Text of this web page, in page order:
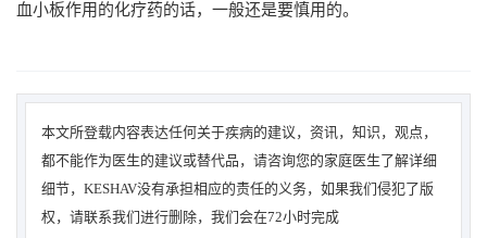
血小板作用的化疗药的话，一般还是要慎用的。
本文所登载内容表达任何关于疾病的建议，资讯，知识，观点，
都不能作为医生的建议或替代品，请咨询您的家庭医生了解详细
细节，KESHAV没有承担相应的责任的义务，如果我们侵犯了版
权，请联系我们进行删除，我们会在72小时完成